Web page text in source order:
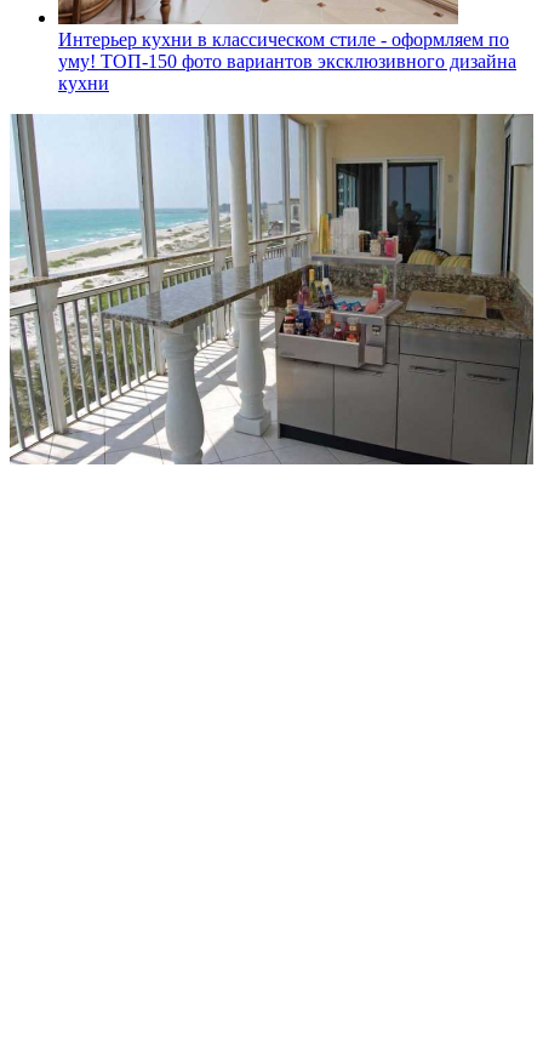
Интерьер кухни в классическом стиле - оформляем по
уму! ТОП-150 фото вариантов эксклюзивного дизайна
кухни